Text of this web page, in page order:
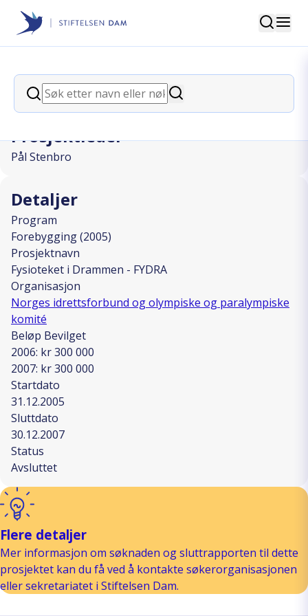
Stiftelsen Dam
Søk
Søk
Søk
back
Fysioteket i Drammen - FYDRA
Prosjektleder
Pål Stenbro
Detaljer
Program
Forebygging (2005)
Prosjektnavn
Fysioteket i Drammen - FYDRA
Organisasjon
Norges idrettsforbund og olympiske og paralympiske
komité
Beløp Bevilget
2006: kr 300 000
2007: kr 300 000
Startdato
31.12.2005
Sluttdato
30.12.2007
Status
Avsluttet
Flere detaljer
Mer informasjon om søknaden og sluttrapporten til dette
prosjektet kan du få ved å kontakte søkerorganisasjonen
eller sekretariatet i Stiftelsen Dam.